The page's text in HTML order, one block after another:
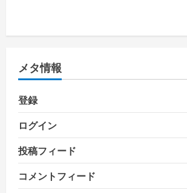
メタ情報
登録
ログイン
投稿フィード
コメントフィード